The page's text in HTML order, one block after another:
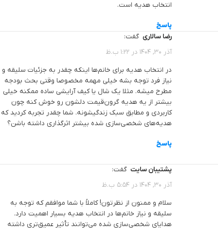
انتخاب هدیه است.
پاسخ
رضا سالاری گفت:
آذر 30, 1404 در 1:22 ب.ظ
در انتخاب هدیه برای خانم‌ها اینکه چقدر به جزئیات سلیقه و
نیاز فرد توجه بشه خیلی مهمه مخصوصا وقتی بحث بودجه
مطرح میشه. مثلا یک شال یا کیف آرایشی ساده ممکنه خیلی
بیشتر از یه هدیه گرون‌قیمت دلشون رو خوش کنه چون
کاربردی و مطابق سبک زندگیشونه. شما چقدر تجربه کردید که
هدیه‌های شخصی‌سازی شده بیشتر اثرگذاری داشته باشن؟
پاسخ
پشتیبان سایت گفت:
آذر 30, 1404 در 5:54 ب.ظ
سلام و ممنون از نظرتون! کاملاً با شما موافقم که توجه به
سلیقه و نیاز خانم‌ها در انتخاب هدیه بسیار اهمیت دارد.
هدایای شخصی‌سازی شده می‌توانند تأثیر عمیق‌تری داشته